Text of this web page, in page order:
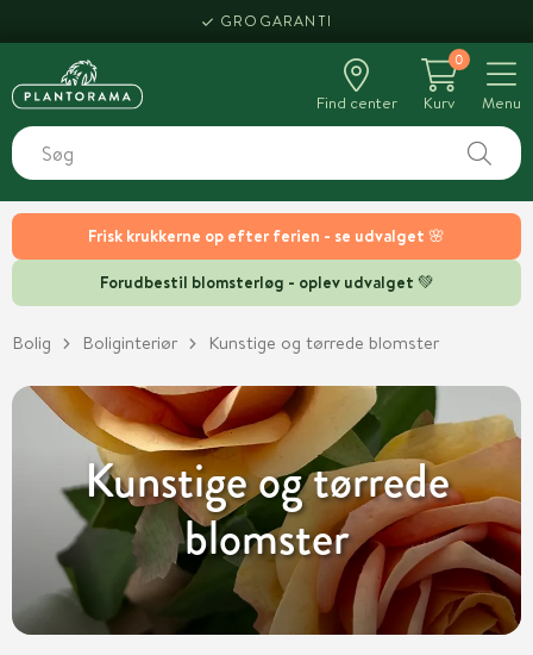
Frisk krukkerne op efter ferien - se udvalget 🌸
Forudbestil blomsterløg - oplev udvalget 💚
HENT SAMME DAG
Find center
0
Kurv
Menu
Bolig Boliginteriør Kunstige og tørrede blomster
Kunstige og tørrede
blomster